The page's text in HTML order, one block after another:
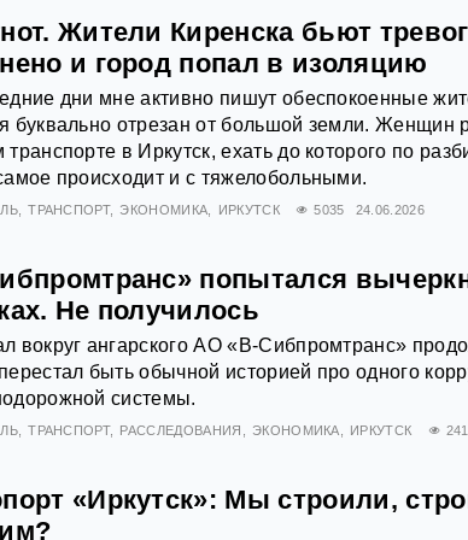
Жители Киренска бьют
и город попал в изоляцию
дни мне активно пишут обеспокоенные
буквально отрезан от большой земли. Женщин
транспорте в Иркутск, ехать до которого по
происходит и с тяжелобольными.
ТРАНСПОРТ ЭКОНОМИКА ИРКУТСК 5035 24.06.2026
попытался
Не получилось
вокруг ангарского АО «В-Сибпромтранс»
быть обычной историей про одного
системы.
ТРАНСПОРТ РАССЛЕДОВАНИЯ ЭКОНОМИКА ИРКУТСК
«Иркутск»: Мы строили,